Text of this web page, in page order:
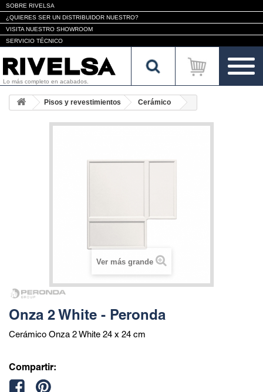
SOBRE RIVELSA
¿QUIERES SER UN DISTRIBUIDOR NUESTRO?
VISITA NUESTRO SHOWROOM
SERVICIO TÉCNICO
Lo más completo en acabados.
Pisos y revestimientos Cerámico
Ver más grande
Onza 2 White - Peronda
Cerámico Onza 2 White 24 x 24 cm
Compartir: